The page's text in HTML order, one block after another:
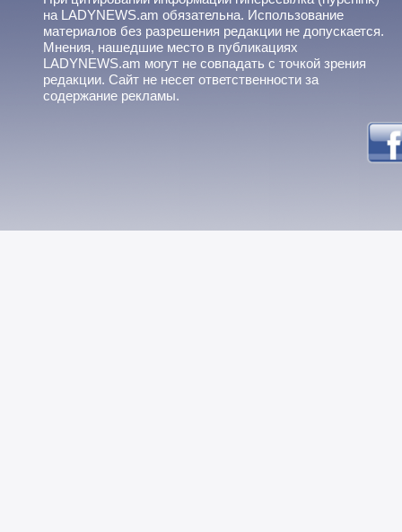
на LADYNEWS.am обязательна. Использование
материалов без разрешения редакции не допускается.
Мнения, нашедшие место в публикациях
LADYNEWS.am могут не совпадать с точкой зрения
редакции. Сайт не несет ответственности за
содержание рекламы.